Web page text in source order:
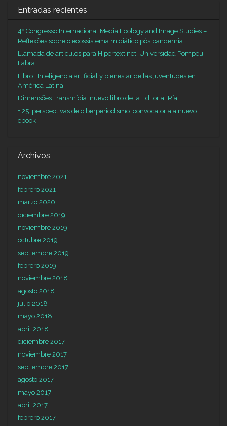
Entradas recientes
4º Congresso Internacional Media Ecology and Image Studies –
Reflexões sobre o ecossistema midiático pós pandemia
Llamada de artículos para Hipertext.net, Universidad Pompeu
Fabra
Libro | Inteligencia artificial y bienestar de las juventudes en
América Latina
Dimensões Transmídia: nuevo libro de la Editorial Ría
+ 25: perspectivas de ciberperiodismo: convocatoria a nuevo
ebook
Archivos
noviembre 2021
febrero 2021
marzo 2020
diciembre 2019
noviembre 2019
octubre 2019
septiembre 2019
febrero 2019
noviembre 2018
agosto 2018
julio 2018
mayo 2018
abril 2018
diciembre 2017
noviembre 2017
septiembre 2017
agosto 2017
mayo 2017
abril 2017
febrero 2017